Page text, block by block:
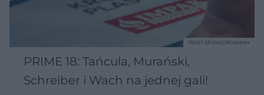
PRIME 18: Tańcula, Murański,
Schreiber i Wach na jednej gali!
TEKST SPONSOROWANY